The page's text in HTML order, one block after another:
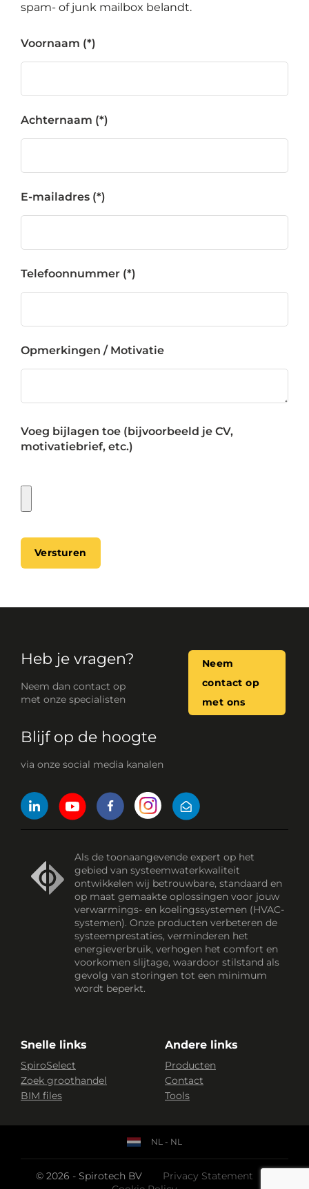
spam- of junk mailbox belandt.
Voornaam
Achternaam
E-mailadres
Telefoonnummer
Opmerkingen / Motivatie
Voeg bijlagen toe (bijvoorbeeld je CV,
motivatiebrief, etc.)
Versturen
Heb je vragen?
Neem dan contact op
met onze specialisten
Neem
contact op
met ons
Blijf op de hoogte
via onze social media kanalen
Als de toonaangevende expert op het
gebied van systeemwaterkwaliteit
ontwikkelen wij betrouwbare, standaard en
op maat gemaakte oplossingen voor jouw
verwarmings- en koelingssystemen (HVAC-
systemen). Onze producten verbeteren de
systeemprestaties, verminderen het
energieverbruik, verhogen het comfort en
voorkomen slijtage, waardoor stilstand als
gevolg van storingen tot een minimum
wordt beperkt.
Snelle links
SpiroSelect
Zoek groothandel
BIM files
Andere links
Producten
Contact
Tools
© 2026 - Spirotech BV
Privacy Statement
NL - NL